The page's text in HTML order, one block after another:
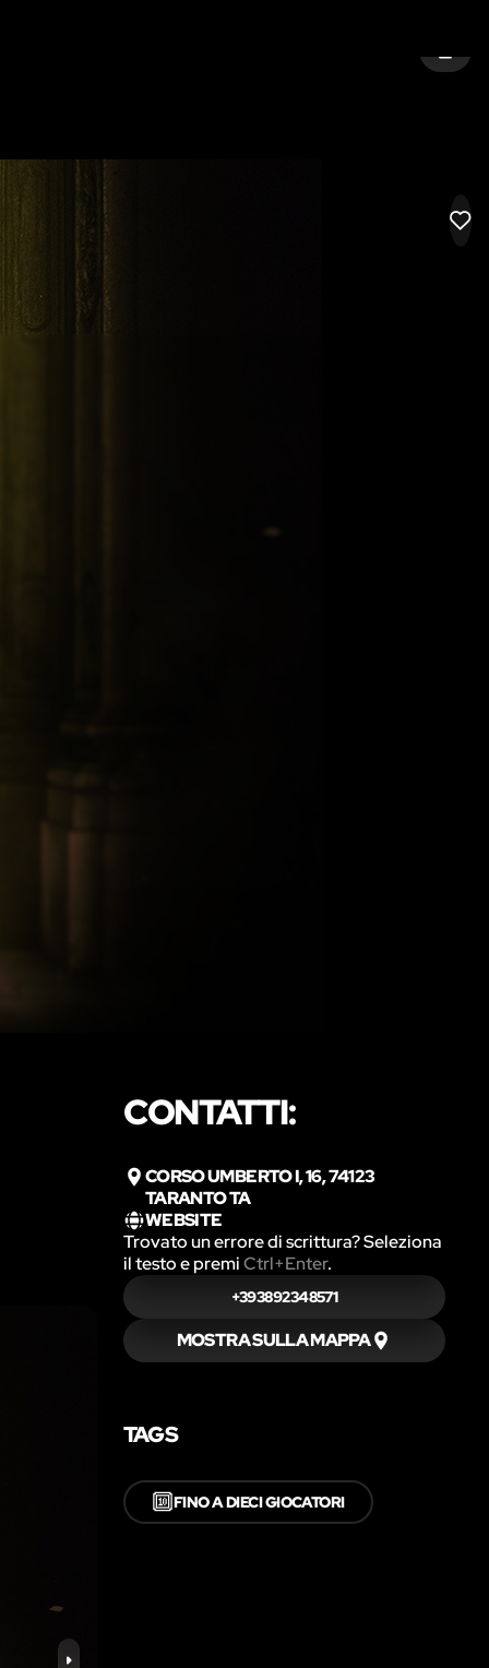
CONTATTI:
CORSO UMBERTO I, 16, 74123
TARANTO TA
WEBSITE
Trovato un errore di scrittura? Seleziona
il testo e premiCtrl+Enter.
+393892348571
MOSTRA SULLA MAPPA
TAGS
🔟FINO A DIECI GIOCATORI